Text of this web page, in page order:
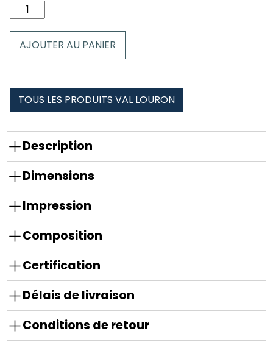
quantité
de
valAJOUTER AU PANIER
TOUS LES PRODUITS VAL LOURON
Description
Dimensions
Impression
Composition
Certification
Délais de livraison
Conditions de retour